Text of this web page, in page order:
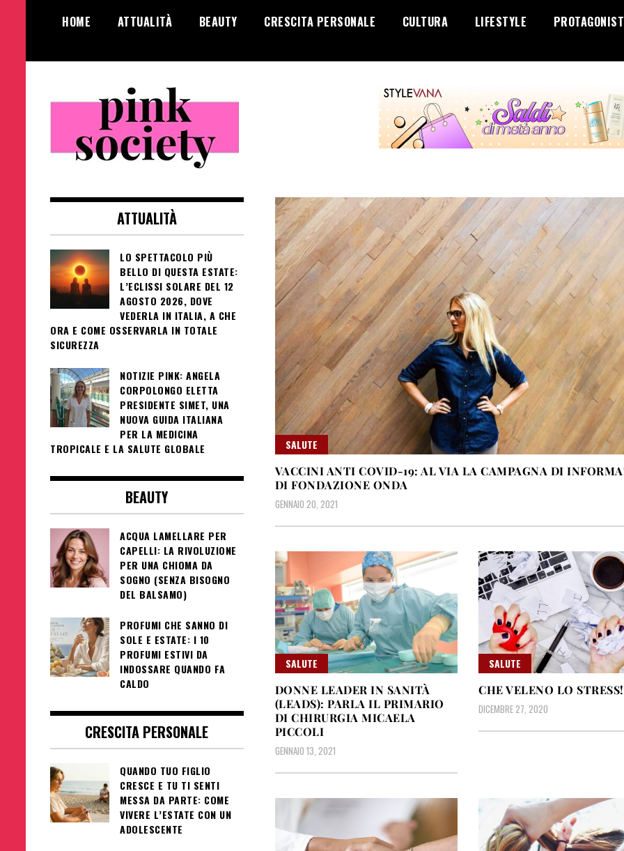
HOME ATTUALITÀ BEAUTY CRESCITA PERSONALE CULTURA LIFESTYLE
Pink Society
femminile
SALUTE
VACCINI ANTI COVID-19: AL VIA LA CAMPAGNA DI
DI FONDAZIONE ONDA
GENNAIO 20, 2021
SALUTE
DONNE LEADER IN SANITÀ
(LEADS): PARLA IL PRIMARIO
DI CHIRURGIA MICAELA
PICCOLI
GENNAIO 13, 2021
SALUTE
CHE VELENO LO STRESS!
DICEMBRE 27, 2020
ATTUALITÀ
LO SPETTACOLO PIÙ
BELLO DI QUESTA ESTATE:
L’ECLISSI SOLARE DEL 12
AGOSTO 2026, DOVE
VEDERLA IN ITALIA, A CHE
ORA E COME OSSERVARLA IN TOTALE
SICUREZZA
NOTIZIE PINK: ANGELA
CORPOLONGO ELETTA
PRESIDENTE SIMET, UNA
NUOVA GUIDA ITALIANA
PER LA MEDICINA
TROPICALE E LA SALUTE GLOBALE
BEAUTY
ACQUA LAMELLARE PER
CAPELLI: LA RIVOLUZIONE
PER UNA CHIOMA DA
SOGNO (SENZA BISOGNO
DEL BALSAMO)
PROFUMI CHE SANNO DI
SOLE E ESTATE: I 10
PROFUMI ESTIVI DA
INDOSSARE QUANDO FA
CALDO
CRESCITA PERSONALE
QUANDO TUO FIGLIO
CRESCE E TU TI SENTI
MESSA DA PARTE: COME
VIVERE L’ESTATE CON UN
ADOLESCENTE